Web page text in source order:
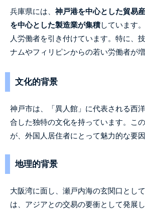
兵庫県には、 神戸港を中心とした貿易
を中心とした製造業が集積しています
人労働者を引き付けています。特に、
ナムやフィリピンからの若い労働者が増
文化的背景
神戸市は、「異人館」に代表される西
合した独特の文化を持っています。こ
が、外国人居住者にとって魅力的な要
地理的背景
大阪湾に面し、瀬戸内海の玄関口とし
は、アジアとの交易の要衝として発展